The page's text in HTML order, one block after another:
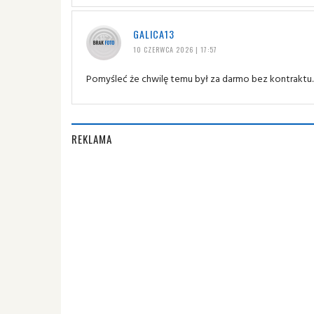
GALICA13
10 CZERWCA 2026 | 17:57
Pomyśleć że chwilę temu był za darmo bez
REKLAMA